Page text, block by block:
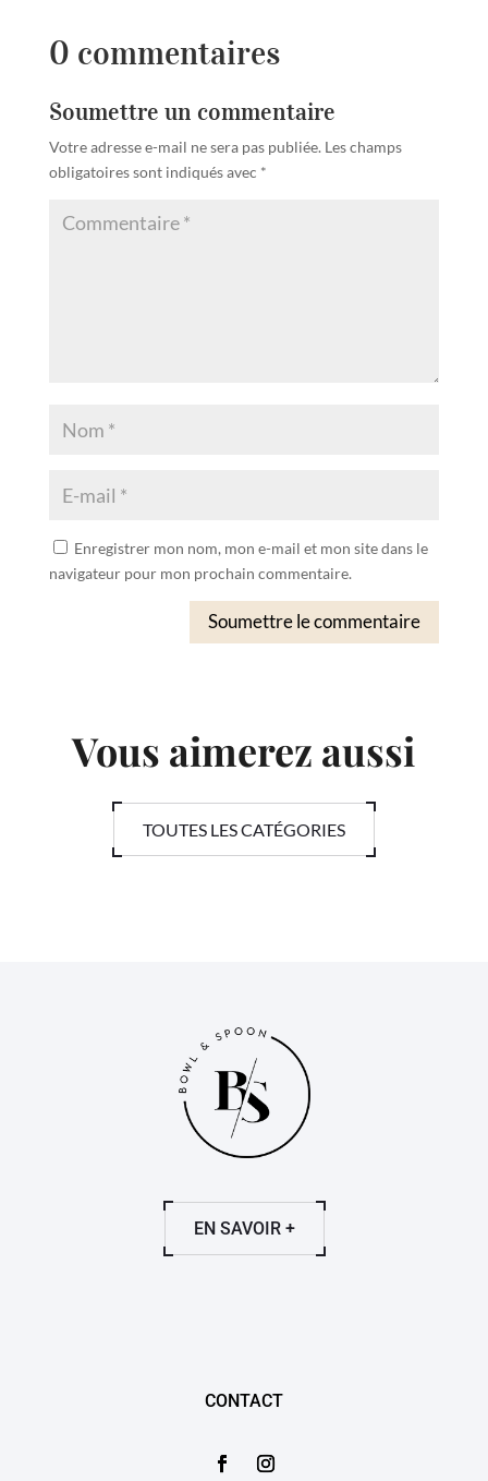
0 commentaires
Soumettre un commentaire
Votre adresse e-mail ne sera pas publiée. Les champs
obligatoires sont indiqués avec *
Enregistrer mon nom, mon e-mail et mon site dans le
navigateur pour mon prochain commentaire.
Soumettre le commentaire
Vous aimerez aussi
TOUTES LES CATÉGORIES
EN SAVOIR +
CONTACT